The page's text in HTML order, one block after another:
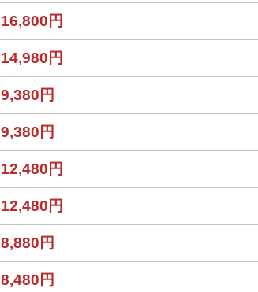
16,800円
14,980円
9,380円
9,380円
12,480円
12,480円
8,880円
8,480円